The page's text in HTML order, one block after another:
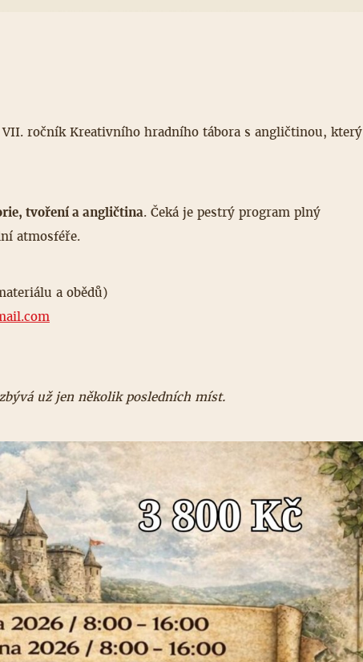
VII. ročník Kreativního hradního tábora s angličtinou, který
tvoření a angličtina. Čeká je pestrý program plný
atmosféře.
a obědů)
už jen několik posledních míst.